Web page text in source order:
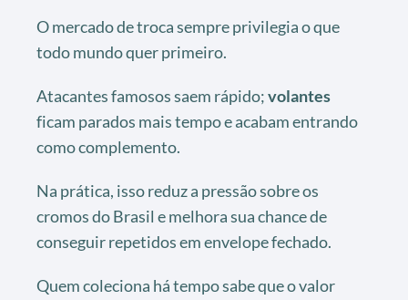
O mercado de troca sempre privilegia o que
todo mundo quer primeiro.
Atacantes famosos saem rápido;volantes
ficam parados mais tempo e acabam entrando
como complemento.
Na prática, isso reduz a pressão sobre os
cromos do Brasil e melhora sua chance de
conseguir repetidos em envelope fechado.
Quem coleciona há tempo sabe que o valor